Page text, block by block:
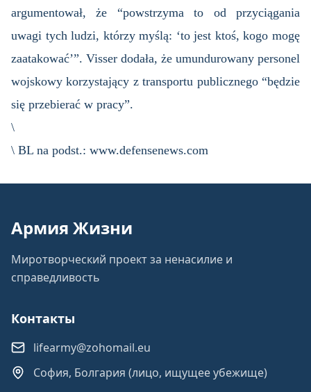
argumentował, że “powstrzyma to od przyciągania
uwagi tych ludzi, którzy myślą: ‘to jest ktoś, kogo mogę
zaatakować’”. Visser dodała, że umundurowany personel
wojskowy korzystający z transportu publicznego “będzie
się przebierać w pracy”.
\
\ BL na podst.: www.defensenews.com
Армия Жизни
Миротворческий проект за ненасилие и
справедливость
Контакты
lifearmy@zohomail.eu
София, Болгария (лицо, ищущее убежище)